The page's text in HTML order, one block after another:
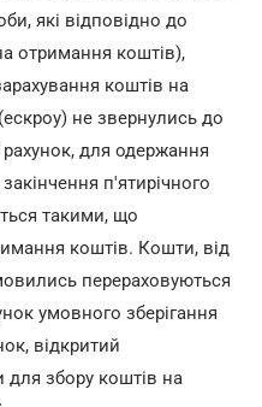
які відповідно до
отримання коштів),
коштів на
не звернулись до
для одержання
п'ятирічного
такими, що
коштів. Кошти, від
перераховуються
умовного зберігання
відкритий
для збору коштів на